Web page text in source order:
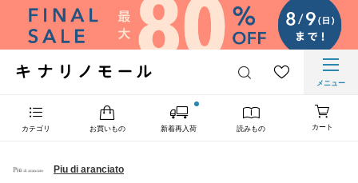
メニュー
カテゴリ お買いもの 新着再入荷 読みもの カート
Piu di aranciato